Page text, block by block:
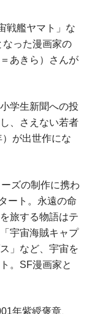
戦艦ヤマト」な
なった漫画家の
あきら）さんが
学生新聞への投
、さえない若者
が出世作にな
ズの制作に携わ
ート。永遠の命
旅する物語はテ
宇宙海賊キャプ
」など、宇宙を
。SF漫画家と
年紫綬褒章、